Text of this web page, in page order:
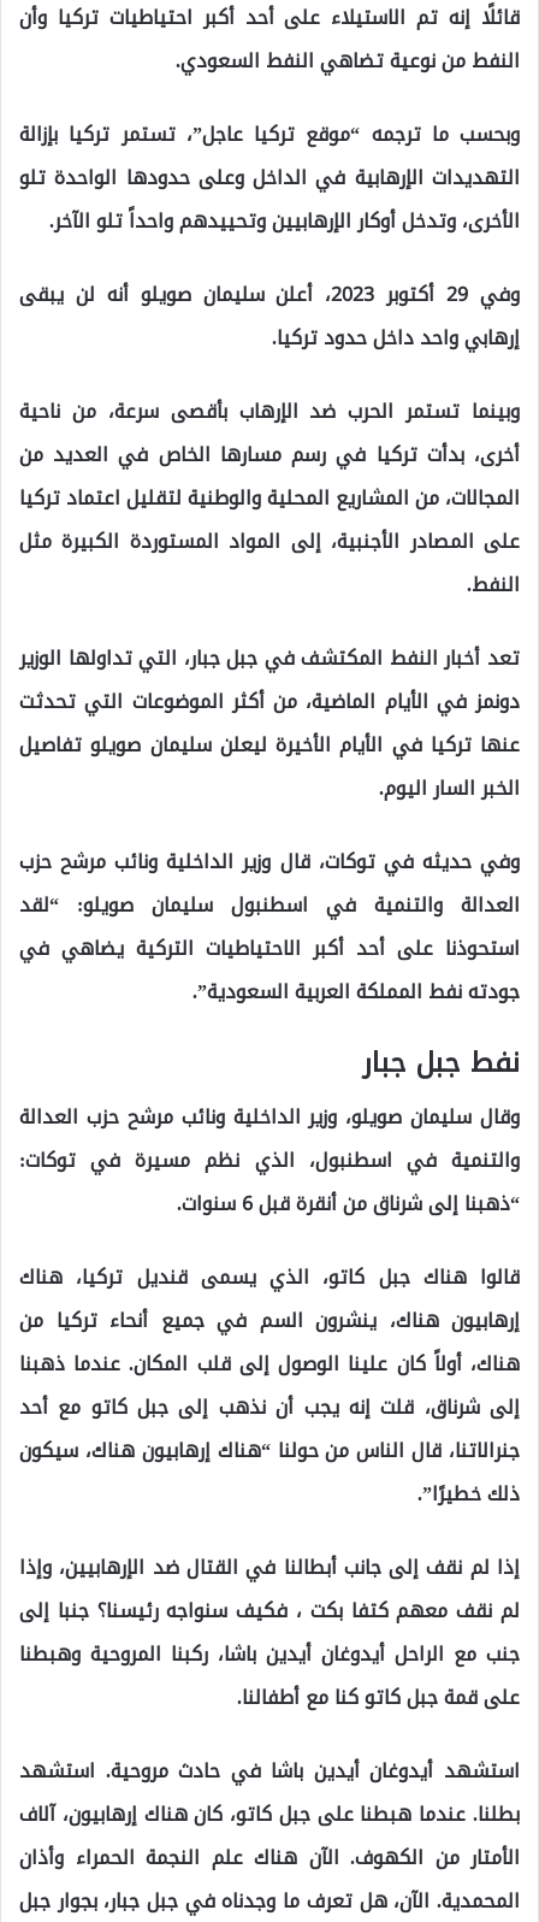
قائلًا إنه تم الاستيلاء على أحد أكبر احتياطيات تركيا وأن
النفط من نوعية تضاهي النفط السعودي.
وبحسب ما ترجمه “موقع تركيا عاجل”، تستمر تركيا بإزالة
التهديدات الإرهابية في الداخل وعلى حدودها الواحدة تلو
الأخرى، وتدخل أوكار الإرهابيين وتحييدهم واحداً تلو الآخر.
وفي 29 أكتوبر 2023، أعلن سليمان صويلو أنه لن يبقى
إرهابي واحد داخل حدود تركيا.
وبينما تستمر الحرب ضد الإرهاب بأقصى سرعة، من ناحية
أخرى، بدأت تركيا في رسم مسارها الخاص في العديد من
المجالات، من المشاريع المحلية والوطنية لتقليل اعتماد تركيا
على المصادر الأجنبية، إلى المواد المستوردة الكبيرة مثل
النفط.
تعد أخبار النفط المكتشف في جبل جبار، التي تداولها الوزير
دونمز في الأيام الماضية، من أكثر الموضوعات التي تحدثت
عنها تركيا في الأيام الأخيرة ليعلن سليمان صويلو تفاصيل
الخبر السار اليوم.
وفي حديثه في توكات، قال وزير الداخلية ونائب مرشح حزب
العدالة والتنمية في اسطنبول سليمان صويلو: “لقد
استحوذنا على أحد أكبر الاحتياطيات التركية يضاهي في
جودته نفط المملكة العربية السعودية”.
نفط جبل جبار
وقال سليمان صويلو، وزير الداخلية ونائب مرشح حزب العدالة
والتنمية في اسطنبول، الذي نظم مسيرة في توكات:
“ذهبنا إلى شرناق من أنقرة قبل 6 سنوات.
قالوا هناك جبل كاتو، الذي يسمى قنديل تركيا، هناك
إرهابيون هناك، ينشرون السم في جميع أنحاء تركيا من
هناك، أولاً كان علينا الوصول إلى قلب المكان. عندما ذهبنا
إلى شرناق، قلت إنه يجب أن نذهب إلى جبل كاتو مع أحد
جنرالاتنا، قال الناس من حولنا “هناك إرهابيون هناك، سيكون
ذلك خطيرًا”.
إذا لم نقف إلى جانب أبطالنا في القتال ضد الإرهابيين، وإذا
لم نقف معهم كتفا بكت ، فكيف سنواجه رئيسنا؟ جنبا إلى
جنب مع الراحل أيدوغان أيدين باشا، ركبنا المروحية وهبطنا
على قمة جبل كاتو كنا مع أطفالنا.
استشهد أيدوغان أيدين باشا في حادث مروحية. استشهد
بطلنا. عندما هبطنا على جبل كاتو، كان هناك إرهابيون، آلاف
الأمتار من الكهوف. الآن هناك علم النجمة الحمراء وأذان
المحمدية. الآن، هل تعرف ما وجدناه في جبل جبار، بجوار جبل